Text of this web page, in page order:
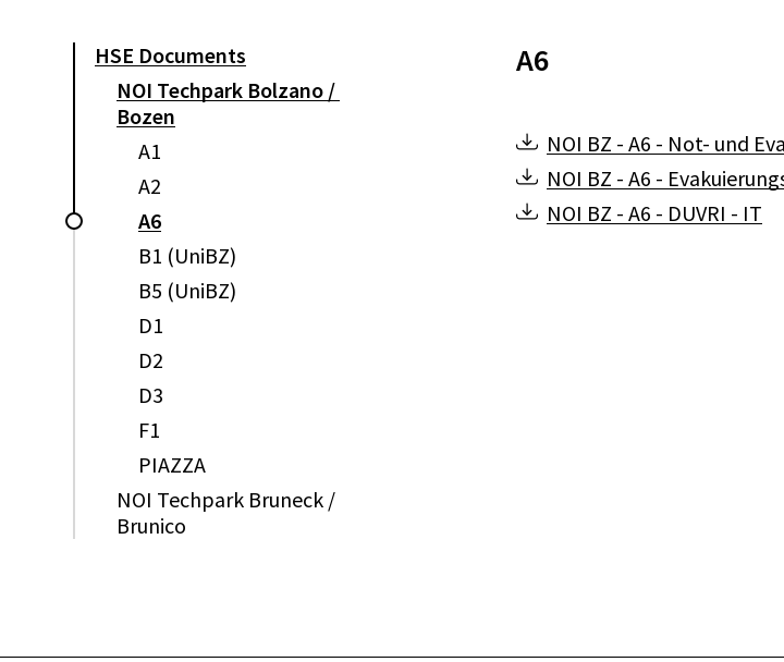
HSE Documents
NOI Techpark Bolzano /
Bozen
A1
A2
A6
B1 (UniBZ)
B5 (UniBZ)
D1
D2
D3
F1
PIAZZA
NOI Techpark Bruneck /
Brunico
A6
NOI BZ - A6 - Not- und
NOI BZ - A6 -
NOI BZ - A6 - DUVRI - IT